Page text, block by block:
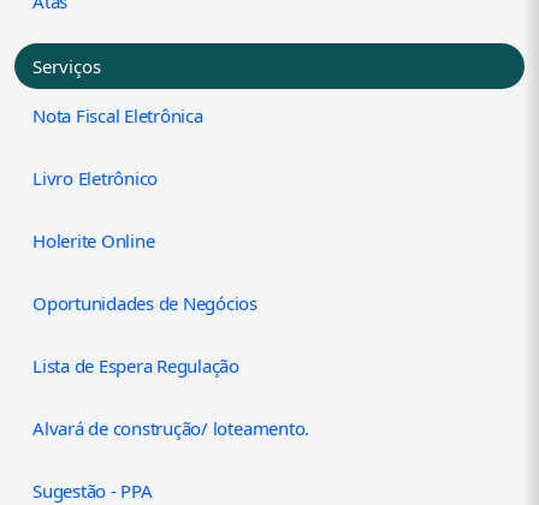
Serviços
Nota Fiscal Eletrônica
Livro Eletrônico
Holerite Online
Oportunidades de Negócios
Lista de Espera Regulação
Alvará de construção/ loteamento.
Sugestão - PPA